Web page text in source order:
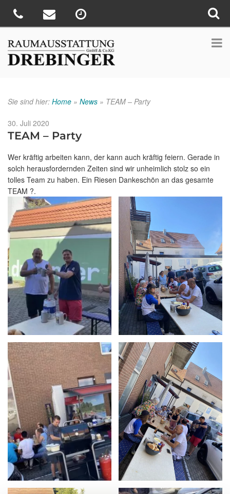
Sie sind hier: Home » News » TEAM – Party
Veröffentlicht
am
30. Juli 2020
TEAM – Party
Wer kräftig arbeiten kann, der kann auch kräftig feiern. Gerade in
solch herausfordernden Zeiten sind wir unheimlich stolz so ein
tolles Team zu haben. Ein Riesen Dankeschön an das gesamte
TEAM ?.